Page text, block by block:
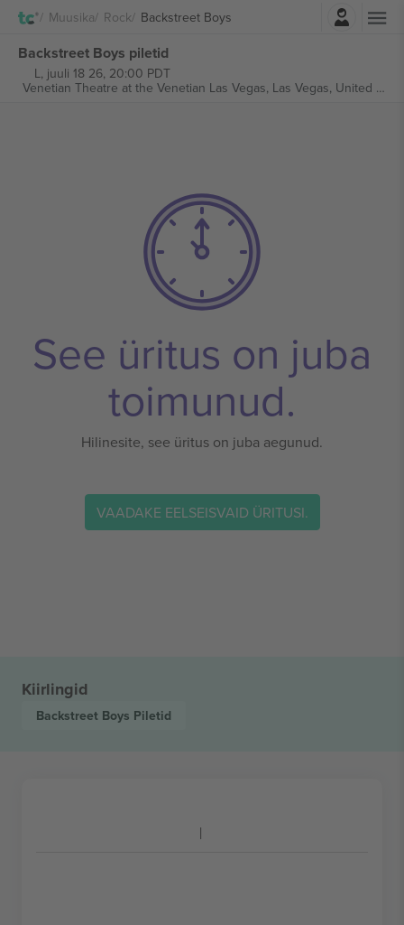
Muusika Rock Backstreet BoysLogi sisse
Backstreet Boys piletid
L, juuli 18 26, 20:00 PDT
Venetian Theatre at the Venetian Las Vegas, Las Vegas, United States
See üritus on juba
toimunud.
Hilinesite, see üritus on juba aegunud.
VAADAKE EELSEISVAID ÜRITUSI.
Kiirlingid
Backstreet Boys Piletid